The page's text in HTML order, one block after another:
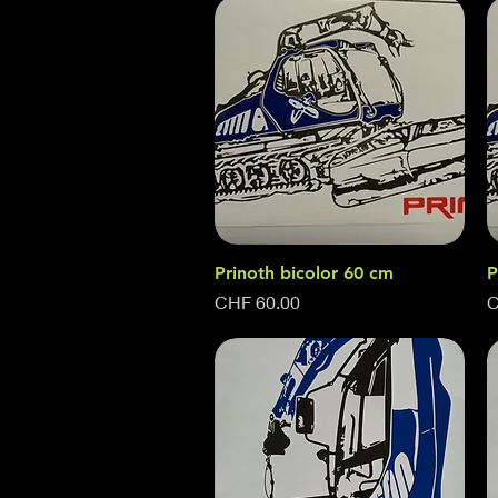
Quick View
Prinoth bicolor 60 cm
Price
CHF 60.00